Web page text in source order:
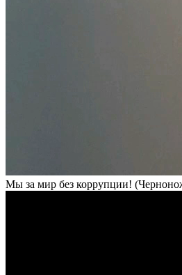
Мы за мир без коррупции!